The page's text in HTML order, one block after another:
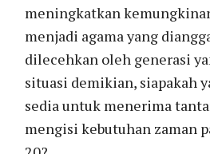
meningkatkan
menjadi agama yang
dilecehkan oleh generasi
situasi demikian, siapakah
sedia untuk menerima
mengisi kebutuhan zaman